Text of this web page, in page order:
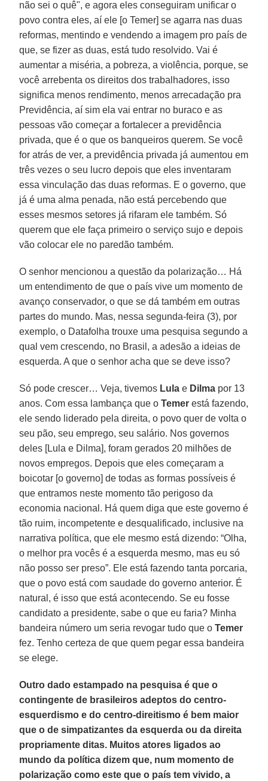
não sei o quê", e agora eles conseguiram unificar o
povo contra eles, aí ele [o Temer] se agarra nas duas
reformas, mentindo e vendendo a imagem pro país de
que, se fizer as duas, está tudo resolvido. Vai é
aumentar a miséria, a pobreza, a violência, porque, se
você arrebenta os direitos dos trabalhadores, isso
significa menos rendimento, menos arrecadação pra
Previdência, aí sim ela vai entrar no buraco e as
pessoas vão começar a fortalecer a previdência
privada, que é o que os banqueiros querem. Se você
for atrás de ver, a previdência privada já aumentou em
três vezes o seu lucro depois que eles inventaram
essa vinculação das duas reformas. E o governo, que
já é uma alma penada, não está percebendo que
esses mesmos setores já rifaram ele também. Só
querem que ele faça primeiro o serviço sujo e depois
vão colocar ele no paredão também.
O senhor mencionou a questão da polarização… Há
um entendimento de que o país vive um momento de
avanço conservador, o que se dá também em outras
partes do mundo. Mas, nessa segunda-feira (3), por
exemplo, o Datafolha trouxe uma pesquisa segundo a
qual vem crescendo, no Brasil, a adesão a ideias de
esquerda. A que o senhor acha que se deve isso?
Só pode crescer… Veja, tivemos Lula e Dilma por 13
anos. Com essa lambança que oTemer está fazendo,
ele sendo liderado pela direita, o povo quer de volta o
seu pão, seu emprego, seu salário. Nos governos
deles [Lula e Dilma], foram gerados 20 milhões de
novos empregos. Depois que eles começaram a
boicotar [o governo] de todas as formas possíveis é
que entramos neste momento tão perigoso da
economia nacional. Há quem diga que este governo é
tão ruim, incompetente e desqualificado, inclusive na
narrativa política, que ele mesmo está dizendo: “Olha,
o melhor pra vocês é a esquerda mesmo, mas eu só
não posso ser preso”. Ele está fazendo tanta porcaria,
que o povo está com saudade do governo anterior. É
natural, é isso que está acontecendo. Se eu fosse
candidato a presidente, sabe o que eu faria? Minha
bandeira número um seria revogar tudo que oTemer
fez. Tenho certeza de que quem pegar essa bandeira
se elege.
Outro dado estampado na pesquisa é que o
contingente de brasileiros adeptos do centro-
esquerdismo e do centro-direitismo é bem maior
que o de simpatizantes da esquerda ou da direita
propriamente ditas. Muitos atores ligados ao
mundo da política dizem que, num momento de
polarização como este que o país tem vivido, a